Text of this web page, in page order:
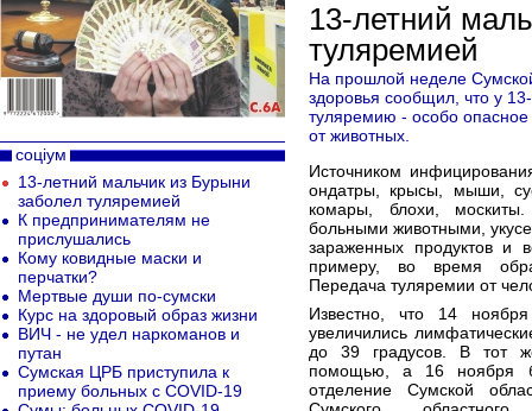
13-летний
туляремией
На прошлой неделе
здоровья сообщил, что у
туляремию - особо
от животных.
Источником
ондатры, крысы, мыши,
комары, блохи,
больными животными,
зараженных продуктов и
примеру, во время
Передача туляремии от
Известно, что 14
увеличились
до 39 градусов. В тот
помощью, а 16 ноября
отделение Сумской
соціум
13-летний мальчик из Бурыни
заболел туляремией
К предпринимателям не
прислушались
Кому ковидные маски и
перчатки?
Мертвые души по-сумски
Курс на здоровый образ жизни
ВИЧ - не удел наркоманов и
путан
Сумская ЦРБ приступила к
приему больных с COVID-19